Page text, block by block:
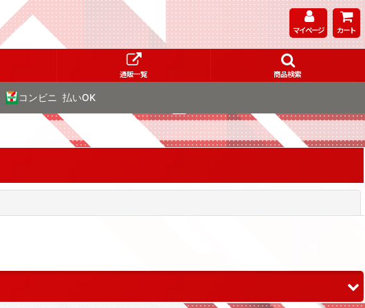
マイページ カート
通販一覧 商品検索
コンビニ 払いOK